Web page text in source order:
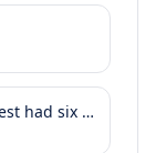
WIS 22 and US 51 north of DeForest had six injury crashes in the two years before the project was completed. In the two years after the roundabout was installed